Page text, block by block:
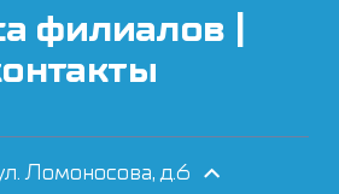
филиалов |
Ломоносова, д.6